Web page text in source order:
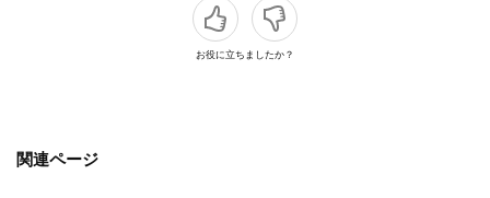
お役に立ちましたか？
関連ページ